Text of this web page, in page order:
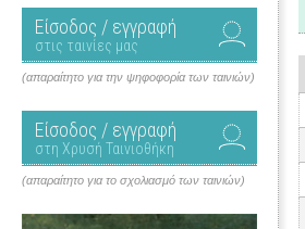
Είσοδος / εγγραφή
στις ταινίες μας
(απαραίτητο για την ψηφοφορία των ταινιών)
Είσοδος / εγγραφή
στη Χρυσή Ταινιοθήκη
(απαραίτητο για το σχολιασμό των ταινιών)